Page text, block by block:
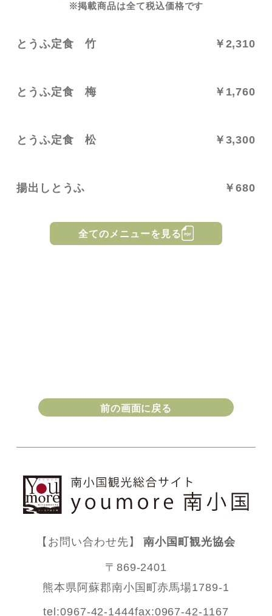
※掲載商品は全て税込価格です
とうふ定食 竹 ￥2,310
とうふ定食 梅 ￥1,760
とうふ定食 松 ￥3,300
揚出しとうふ ￥680
全てのメニューを見る
前の画面に戻る
【お問い合わせ先】南小国町観光協会
〒869-2401
熊本県阿蘇郡南小国町赤馬場1789-1
tel:0967-42-1444fax:0967-42-1167